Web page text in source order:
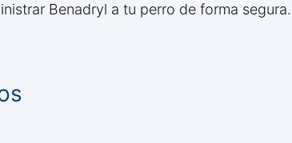
Benadryl a tu perro de forma segura.